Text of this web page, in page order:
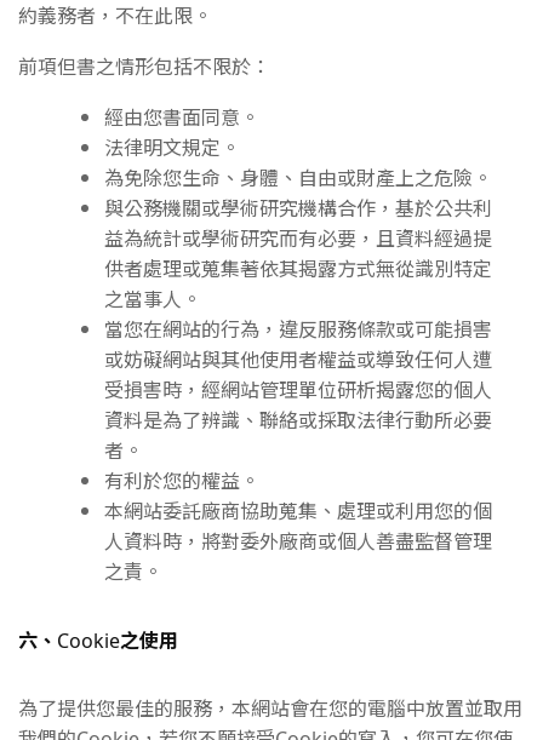
約義務者，不在此限。
前項但書之情形包括不限於：
經由您書面同意。
法律明文規定。
為免除您生命、身體、自由或財產上之危險。
與公務機關或學術研究機構合作，基於公共利
益為統計或學術研究而有必要，且資料經過提
供者處理或蒐集著依其揭露方式無從識別特定
之當事人。
當您在網站的行為，違反服務條款或可能損害
或妨礙網站與其他使用者權益或導致任何人遭
受損害時，經網站管理單位研析揭露您的個人
資料是為了辨識、聯絡或採取法律行動所必要
者。
有利於您的權益。
本網站委託廠商協助蒐集、處理或利用您的個
人資料時，將對委外廠商或個人善盡監督管理
之責。
六、 Cookie之使用
為了提供您最佳的服務，本網站會在您的電腦中放置並取用